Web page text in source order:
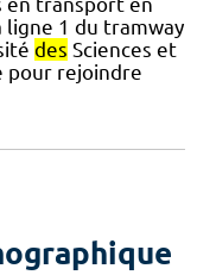
ligne 1 du tramway
des Sciences et
pour rejoindre